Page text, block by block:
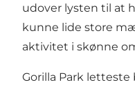
udover lysten til at
kunne lide store
aktivitet i skønne
Gorilla Park letteste